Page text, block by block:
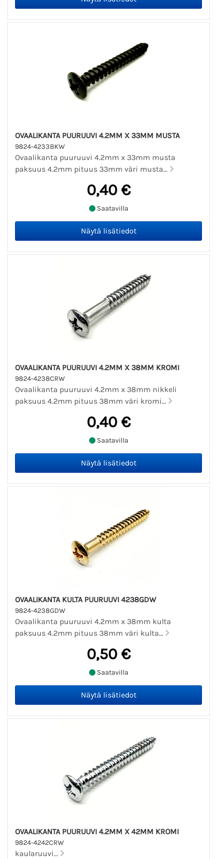
OVAALIKANTA PUURUUVI 4.2MM X 33MM MUSTA
9824-4233BKW
Ovaalikanta puuruuvi 4.2mm x 33mm musta
paksuus 4.2mm pituus 33mm väri musta...
0,40 €
Saatavilla
OVAALIKANTA PUURUUVI 4.2MM X 38MM KROMI
9824-4238CRW
Ovaalikanta puuruuvi 4.2mm x 38mm nikkeli
paksuus 4.2mm pituus 38mm väri kromi...
0,40 €
Saatavilla
OVAALIKANTA KULTA PUURUUVI 4238GDW
9824-4238GDW
Ovaalikanta puuruuvi 4.2mm x 38mm kulta
paksuus 4.2mm pituus 38mm väri kulta...
0,50 €
Saatavilla
OVAALIKANTA PUURUUVI 4.2MM X 42MM KROMI
9824-4242CRW
kaularuuvi...